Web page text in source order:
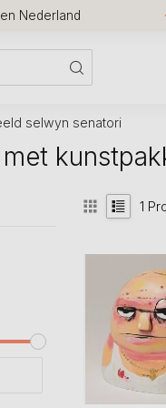
Nederland
selwyn senatori
1